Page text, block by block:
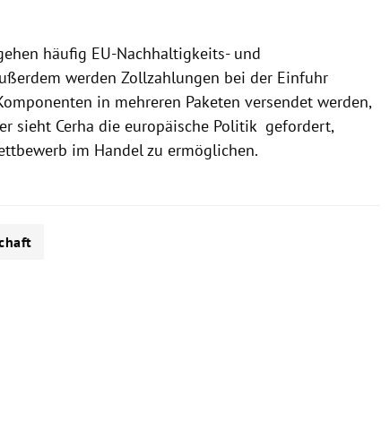
häufig EU-Nachhaltigkeits- und
werden Zollzahlungen bei der Einfuhr
in mehreren Paketen versendet werden,
sieht Cerha die europäische Politik gefordert,
im Handel zu ermöglichen.